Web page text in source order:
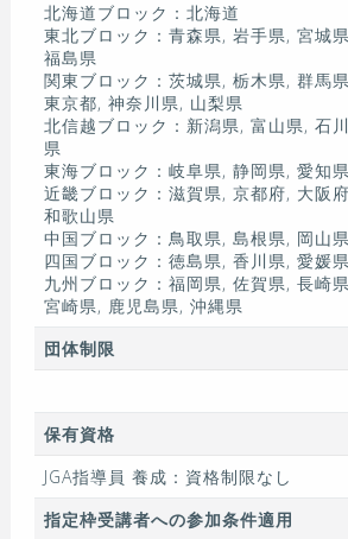
北海道ブロック：北海道
東北ブロック：青森県, 岩手県, 宮城
福島県
関東ブロック：茨城県, 栃木県, 群馬
東京都, 神奈川県, 山梨県
北信越ブロック：新潟県, 富山県, 石
県
東海ブロック：岐阜県, 静岡県, 愛知
近畿ブロック：滋賀県, 京都府, 大阪
和歌山県
中国ブロック：鳥取県, 島根県, 岡山
四国ブロック：徳島県, 香川県, 愛媛
九州ブロック：福岡県, 佐賀県, 長崎
宮崎県, 鹿児島県, 沖縄県
団体制限
保有資格
JGA指導員 養成：資格制限なし
指定枠受講者への参加条件適用